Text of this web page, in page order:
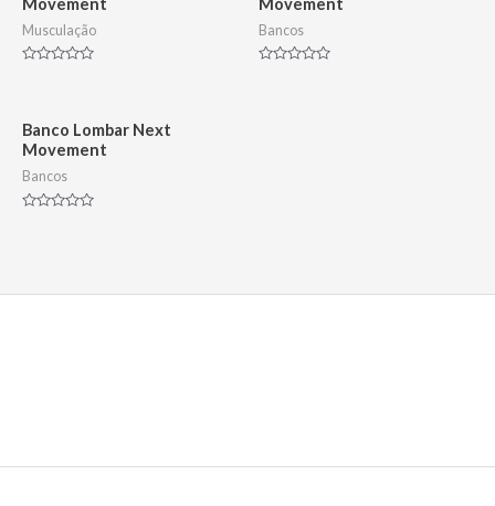
Musculação Bancos
Banco Lombar Next
Movement
Bancos